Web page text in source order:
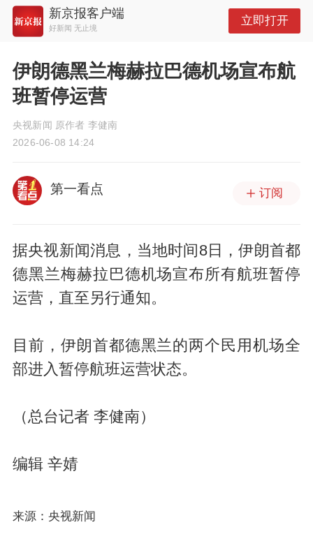
新京报客户端
好新闻 无止境
立即打开
伊朗德黑兰梅赫拉巴德机场宣布航
班暂停运营
央视新闻 原作者 李健南
2026-06-08 14:24
第一看点 订阅
据央视新闻消息，当地时间8日，伊朗首都
德黑兰梅赫拉巴德机场宣布所有航班暂停
运营，直至另行通知。
目前，伊朗首都德黑兰的两个民用机场全
部进入暂停航班运营状态。
（总台记者 李健南）
编辑 辛婧
来源：央视新闻